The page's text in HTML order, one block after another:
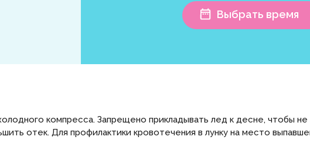
Выбрать время
компресса. Запрещено прикладывать лед к десне, чтобы
отек. Для профилактики кровотечения в лунку на место